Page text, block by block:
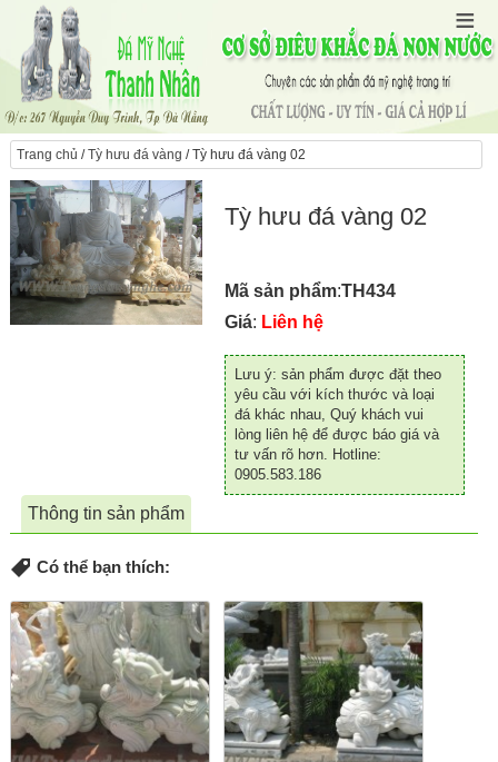
Trang chủ /Tỳ hưu đá vàng / Tỳ hưu đá vàng 02
Tỳ hưu đá vàng 02
Mã sản phẩm:TH434
Giá: Liên hệ
Lưu ý: sản phẩm được đặt theo
yêu cầu với kích thước và loại
đá khác nhau, Quý khách vui
lòng liên hệ để được báo giá và
tư vấn rõ hơn. Hotline:
0905.583.186
Thông tin sản phẩm
Có thể bạn thích: